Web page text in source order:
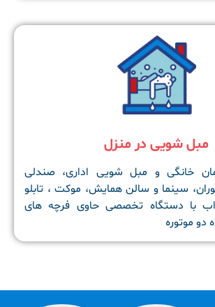
مبل شویی در منزل
خانگی و مبل شویی اداری، صندلی
سینما و سالن همایش، موکت ، تابلو
با دستگاه تخصصی حاوی فرچه های
موتوره